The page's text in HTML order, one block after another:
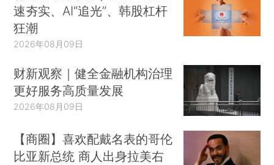
速夯实、AI“追光”、韩股杠杆
狂潮
2026年08月09日
财新观察｜健全金融机构治理
更好服务高质量发展
2026年08月09日
【商圈】喜欢配戴名表的哥伦
比亚新总统 商人出身拉美右